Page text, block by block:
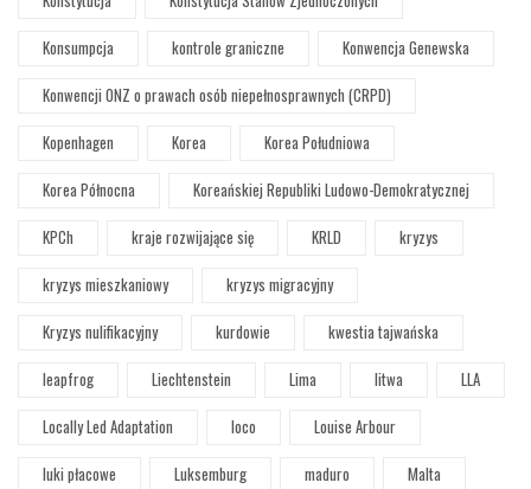
Konsumpcja
kontrole graniczne
Konwencja Genewska
Konwencji ONZ o prawach osób niepełnosprawnych (CRPD)
Kopenhagen
Korea
Korea Południowa
Korea Północna
Koreańskiej Republiki Ludowo-Demokratycznej
KPCh
kraje rozwijające się KRLD
kryzys
kryzys mieszkaniowy
kryzys migracyjny
Kryzys nulifikacyjny
kurdowie
kwestia tajwańska
leapfrog
Liechtenstein Lima litwa
LLA
Locally Led Adaptation
loco
Louise Arbour
luki płacowe
Luksemburg maduro
Malta